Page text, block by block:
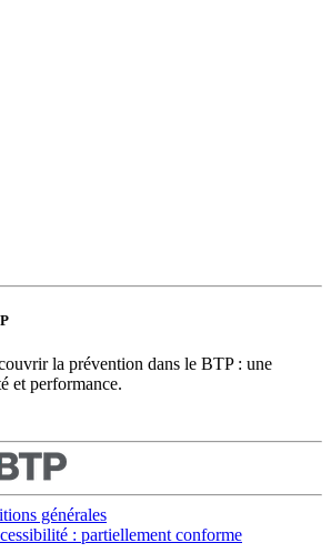
la prévention dans le BTP : une
et performance.
générales
: partiellement conforme